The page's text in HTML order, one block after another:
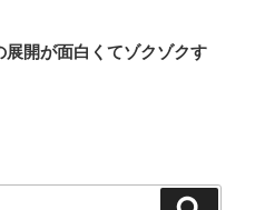
展開が面白くてゾクゾクす